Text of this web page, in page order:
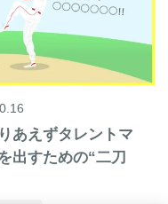
あえずタレントマ
出すための“二刀